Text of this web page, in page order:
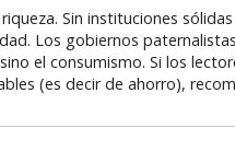
Sin instituciones
Los gobiernos
el consumismo. Si los
(es decir de ahorro),